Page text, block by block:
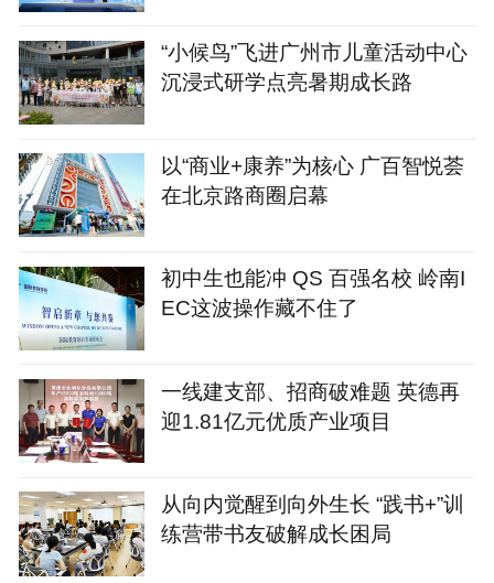
“小候鸟”飞进广州市儿童活动中心
沉浸式研学点亮暑期成长路
以“商业+康养”为核心 广百智悦荟
在北京路商圈启幕
初中生也能冲 QS 百强名校 岭南I
EC这波操作藏不住了
一线建支部、招商破难题 英德再
迎1.81亿元优质产业项目
从向内觉醒到向外生长 “践书+”训
练营带书友破解成长困局